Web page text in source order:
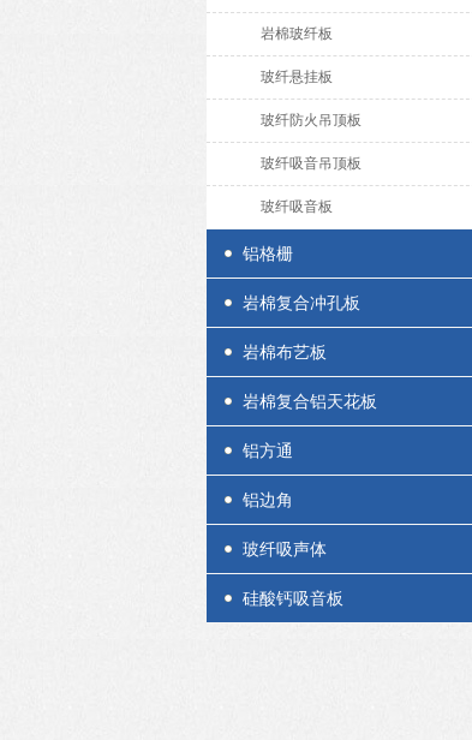
岩棉玻纤板
玻纤悬挂板
玻纤防火吊顶板
玻纤吸音吊顶板
玻纤吸音板
铝格栅
岩棉复合冲孔板
岩棉布艺板
岩棉复合铝天花板
铝方通
铝边角
玻纤吸声体
硅酸钙吸音板